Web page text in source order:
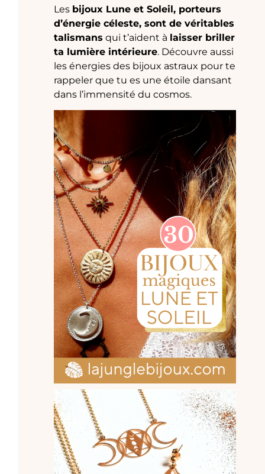
Les bijoux Lune et Soleil, porteurs
d’énergie céleste, sont de véritables
talismans qui t’aident à laisser briller
ta lumière intérieure. Découvre aussi
les énergies des bijoux astraux pour te
rappeler que tu es une étoile dansant
dans l’immensité du cosmos.